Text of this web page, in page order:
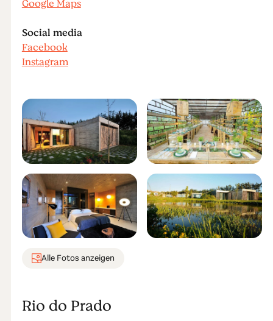
Google Maps
Social media
Facebook
Instagram
Alle Fotos anzeigen
Rio do Prado